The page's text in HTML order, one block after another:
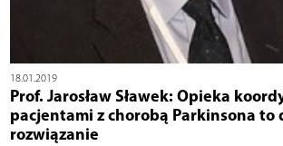
18.01.2019
Prof. Jarosław Sławek: Opieka
pacjentami z chorobą Parkinsona to
rozwiązanie